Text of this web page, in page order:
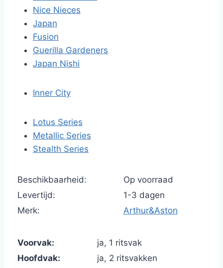
Nice Nieces
Japan
Fusion
Guerilla Gardeners
Japan Nishi
Inner City
Lotus Series
Metallic Series
Stealth Series
Beschikbaarheid:
Op voorraad
Levertijd:
1-3 dagen
Merk:
Arthur&Aston
Voorvak:
ja, 1 ritsvak
Hoofdvak:
ja, 2 ritsvakken